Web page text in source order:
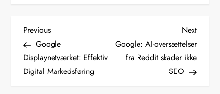
I
n
d
l
Previous
Post
Previous
Google
Displaynetværket: Effektiv
Digital Markedsføring
Next
Post
Next
Google: AI-oversættelser
fra Reddit skader ikke
SEO